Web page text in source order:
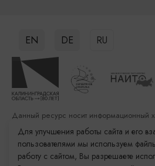
EN DE RU
Данный ресурс носит информационный
несет ответственности за качество услуг,
сторонними организациями
Разработка сайта: «Решение»
Для улучшения работы сайта и его
пользователями мы используем
работу с сайтом, Вы разрешаете